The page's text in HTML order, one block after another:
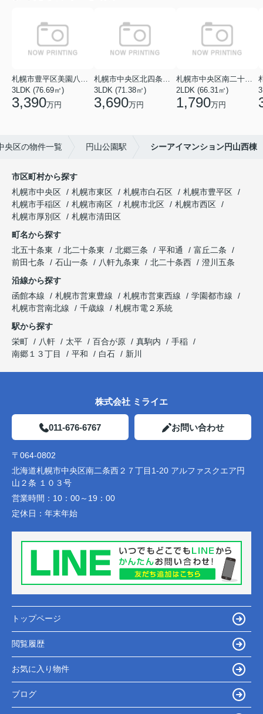
3LDK (76.69㎡)
3,390万円
3LDK (71.38㎡)
3,690万円
2LDK (66.31㎡)
1,790万円
央区の物件一覧 円山公園駅 シーアイマンション円山西棟
市区町村から探す
札幌市中央区
札幌市東区 札幌市白石区
札幌市豊平区
札幌市手稲区
札幌市南区 札幌市北区
札幌市西区
札幌市厚別区
札幌市清田区
町名から探す
北五十条東
北二十条東 北郷三条 平和通
富丘二条
前田七条
石山一条 八軒九条東 北二十条西
澄川五条
沿線から探す
函館本線
札幌市営東豊線 札幌市営東西線
学園都市線
札幌市営南北線
千歳線
札幌市電２系統
駅から探す
栄町
八軒 太平 百合が原 真駒内
手稲
南郷１３丁目
平和 白石 新川
株式会社 ミライエ
011-676-6767 お問い合わせ
〒064-0802
北海道札幌市中央区南二条西２７丁目1-20 アルファスクエア円
山２条 １０３号
営業時間： 10：00～19：00
定休日： 年末年始
トップページ
閲覧履歴
お気に入り物件
ブログ